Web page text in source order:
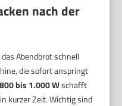
nach der
Abendbrot schnell
die sofort anspringt
800 bis 1.000 Wschafft
kurzer Zeit. Wichtig sind